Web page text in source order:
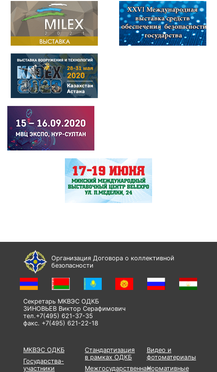
Организация Договора о коллективной
безопасности
Секретарь МКВЭС ОДКБ
ЗИНОВЬЕВ Виктор Серафимович
тел.+7(495) 621-37-35
факс. +7(495) 621-22-18
МКВЭС ОДКБ
Государства-
участники
Стандартизация
в рамках ОДКБ
Межгосударственная
Видео и
фотоматериалы
Нормативные